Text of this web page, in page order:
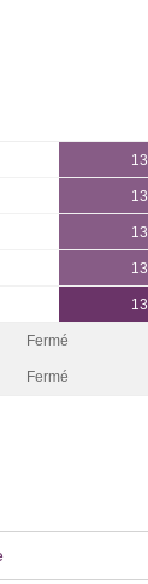
Fermé
Fermé